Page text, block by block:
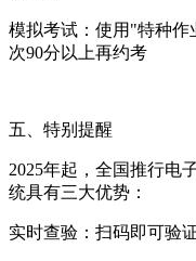
模拟考试：使用"特种作
次90分以上再约考
五、特别提醒
2025年起，全国推行电
统具有三大优势：
实时查验：扫码即可验